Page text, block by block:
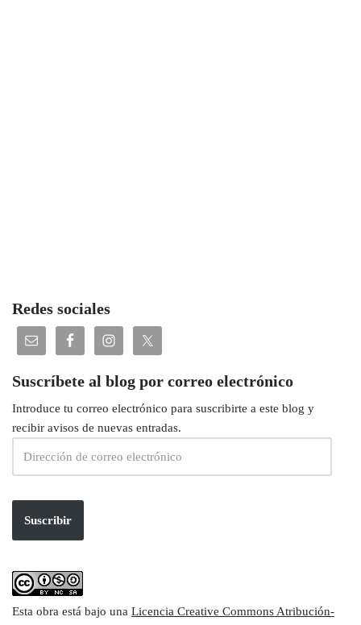
Redes sociales
Suscríbete al blog por correo electrónico
Introduce tu correo electrónico para suscribirte a este blog y
recibir avisos de nuevas entradas.
Suscribir
Esta obra está bajo una Licencia Creative Commons Atribución-